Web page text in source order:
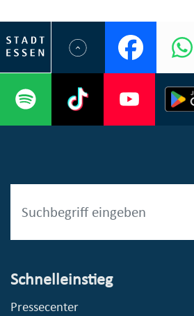
Schnelleinstieg
Pressecenter